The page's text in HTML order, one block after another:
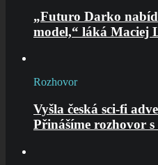
„Futuro Darko
model,“ láká Maciej
Rozhovor
Vyšla česká sci-fi
Přinášíme rozhovor s